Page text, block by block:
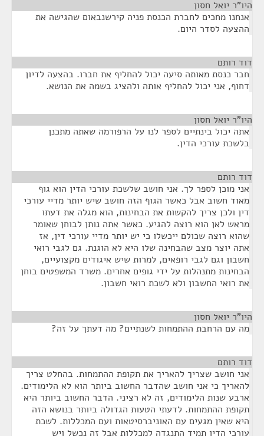
היו"ר יואל חסון
אנחנו מחכים לחברת הכנסת פניה קירשנבאום שהגישה את
ההצעה לסדר היום.
דוד רותם
חבר כנסת מאותה סיעה יכול להחליף את חברו. בהצעה לדיון
דחוף, אני יכול להחליף אותה ולהציג בשמה את הנושא.
היו"ר יואל חסון
אתה יכול בינתיים לספר לנו על הרפורמה שאתה מתכנן
בלשכת עורכי הדין.
דוד רותם
אני מוכן לספר לך. אני חושב שלשכת עורכי הדין הוא גוף
מאוד חשוב אבל כאשר הגוף הזה חושב שיש יותר מדיי עורכי
דין ולכן צריך להקשות את הבחינות, הוא מגלה את דעתו
מראש לאן הוא רוצה להגיע. כאשר אתה נותן לבוחן שאומר
שהוא רוצה שכולם ייכשלו כי יש יותר מדיי עורכי דין, אז
אתה יוצר מצב שהבחינה שלו היא לא הוגנת. גם לגבי רואי
חשבון וגם לגבי רופאים, למרות שיש איגודים מקצועיים,
הבחינות מתנהלות על ידי גופים אחרים. משרד המשפטים בוחן
את רואי החשבון ולא לשכת רואי חשבון.
היו"ר יואל חסון
מה עם הרחבת ההתמחות לשנתיים? מה דעתך על זה?
דוד רותם
אני חושב שצריך להאריך את תקופת ההתמחות. בהחלט צריך
להאריך כי אני חושב שהדבר החשוב ביותר הוא לא הלימודים.
ארבע שנות הלימודים, זה לא רציני. הדבר החשוב ביותר היא
תקופת ההתמחות. לדעתי הטעות הגדולה ביותר בנושא הזה
היא שאין מגעים עם האוניברסיטאות ועם המכללות. לשכת
עורכי הדין תמיד התנגדה למכללות אבל זה נכשל ויש